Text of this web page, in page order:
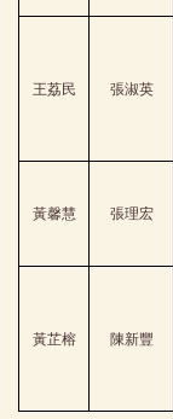
王荔民 張淑英
黃馨慧 張理宏
黃芷榕 陳新豐